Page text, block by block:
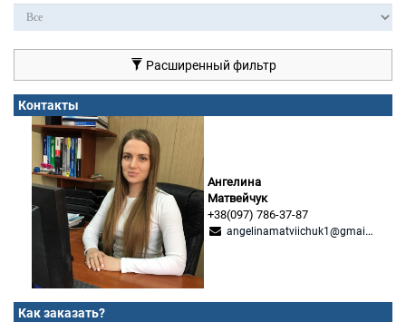
Расширенный фильтр
Контакты
Ангелина
Матвейчук
+38(097) 786-37-87
angelinamatviichuk1@gmail.com
Как заказать?